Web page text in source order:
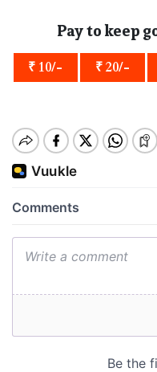
Pay to keep
₹ 10/- ₹ 20/-